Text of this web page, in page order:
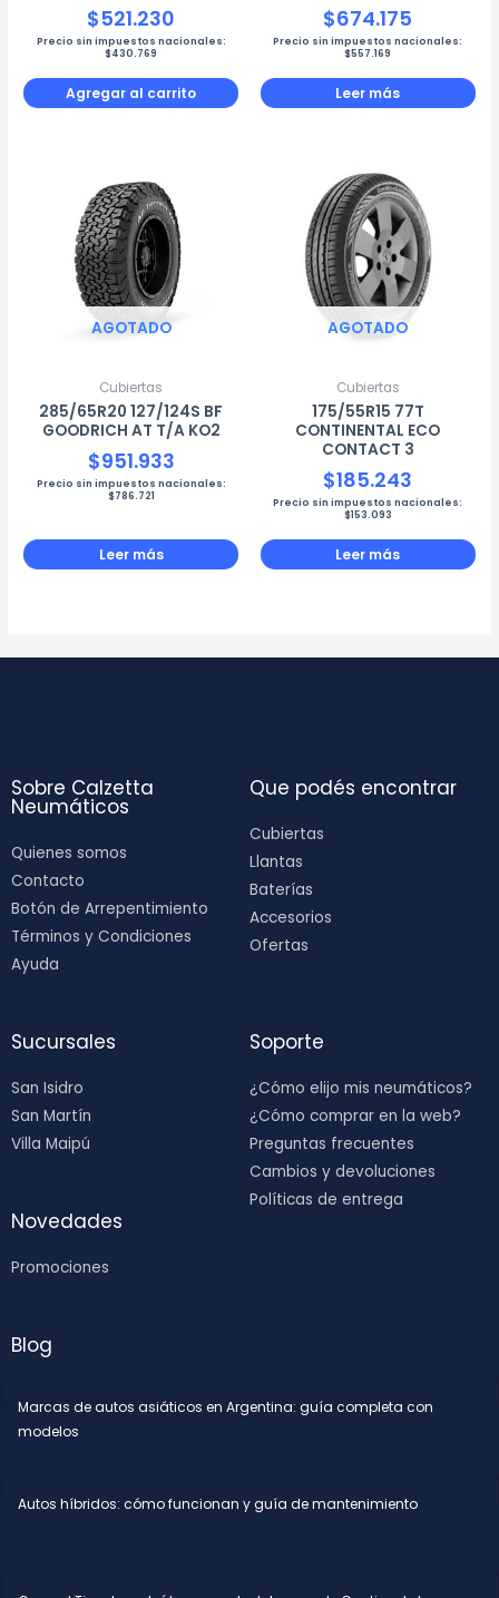
$521.230
Precio sin impuestos nacionales:
$430.769
Agregar al carrito
$674.175
Precio sin impuestos nacionales:
$557.169
Leer más
AGOTADO
Cubiertas
285/65R20 127/124S BF
GOODRICH AT T/A KO2
$951.933
Precio sin impuestos nacionales:
$786.721
Leer más
AGOTADO
Cubiertas
175/55R15 77T
CONTINENTAL ECO
CONTACT 3
$185.243
Precio sin impuestos nacionales:
$153.093
Leer más
Sobre Calzetta
Neumáticos
Quienes somos
Contacto
Botón de Arrepentimiento
Términos y Condiciones
Ayuda
Que podés encontrar
Cubiertas
Llantas
Baterías
Accesorios
Ofertas
Sucursales
San Isidro
San Martín
Villa Maipú
Novedades
Promociones
Soporte
¿Cómo elijo mis neumáticos?
¿Cómo comprar en la web?
Preguntas frecuentes
Cambios y devoluciones
Políticas de entrega
Blog
Marcas de autos asiáticos en Argentina: guía completa con
modelos
Autos híbridos: cómo funcionan y guía de mantenimiento